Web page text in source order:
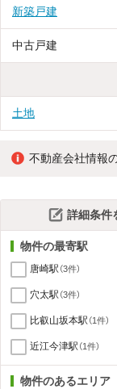
新築戸建
中古戸建
土地
不動産会社情報
詳細条件
物件の最寄駅
唐崎駅 （3件）
穴太駅 （3件）
比叡山坂本駅 （1件）
近江今津駅 （1件）
物件のあるエリア